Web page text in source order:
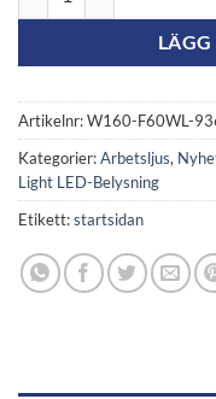
Artikelnr:W160-F60WL-
Kategorier:Arbetsljus,
Light LED-Belysning
Etikett:startsidan